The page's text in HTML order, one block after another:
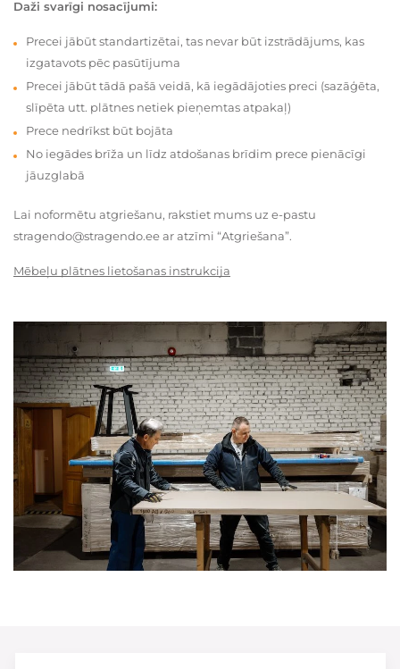
Daži svarīgi nosacījumi:
Precei jābūt standartizētai, tas nevar būt izstrādājums, kas
izgatavots pēc pasūtījuma
Precei jābūt tādā pašā veidā, kā iegādājoties preci (sazāģēta,
slīpēta utt. plātnes netiek pieņemtas atpakaļ)
Prece nedrīkst būt bojāta
No iegādes brīža un līdz atdošanas brīdim prece pienācīgi
jāuzglabā
Lai noformētu atgriešanu, rakstiet mums uz e-pastu
stragendo@stragendo.ee ar atzīmi “Atgriešana”.
Mēbeļu plātnes lietošanas instrukcija